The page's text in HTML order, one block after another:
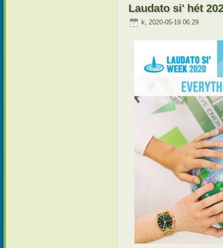
Laudato si' hét
k, 2020-05-19 06:29